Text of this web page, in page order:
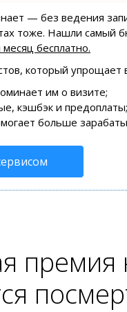
— без ведения
тоже. Нашли самый
бесплатно.
который упрощает
им о визите;
кэшбэк и предоплаты;
больше
премия